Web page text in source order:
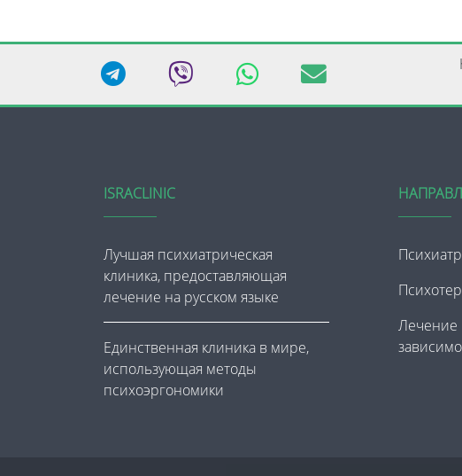
ISRACLINIC
Лучшая психиатрическая
клиника, предоставляющая
лечение на русском языке
Единственная клиника в мире,
использующая методы
психоэргономики
Лечение